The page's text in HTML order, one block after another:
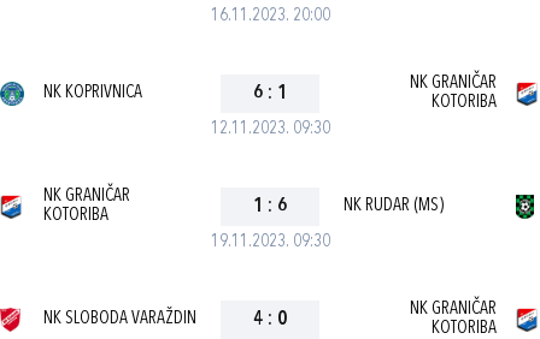
16.11.2023. 20:00
12.11.2023. 09:30
NK KOPRIVNICA 6 : 1
NK GRANIČAR
KOTORIBA
19.11.2023. 09:30
NK GRANIČAR
KOTORIBA
1 : 6 NK RUDAR (MS)
NK SLOBODA VARAŽDIN 4 : 0
NK GRANIČAR
KOTORIBA